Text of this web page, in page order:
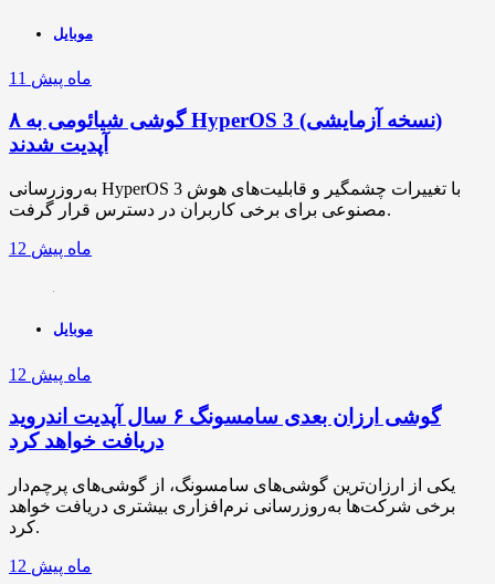
موبایل
11 ماه پیش
۸ گوشی شیائومی به HyperOS 3 (نسخه آزمایشی)
آپدیت شدند
به‌روزرسانی HyperOS 3 با تغییرات چشمگیر و قابلیت‌های هوش
مصنوعی برای برخی کاربران در دسترس قرار گرفت.
12 ماه پیش
موبایل
12 ماه پیش
گوشی ارزان بعدی سامسونگ ۶ سال آپدیت اندروید
دریافت خواهد کرد
یکی از ارزان‌ترین گوشی‌های سامسونگ، از گوشی‌های پرچم‌دار
برخی شرکت‌ها به‌روزرسانی نرم‌افزاری بیشتری دریافت خواهد
کرد.
12 ماه پیش